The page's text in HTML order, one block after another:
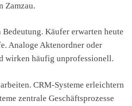
Zamzau.
Käufer erwarten heute
Analoge Aktenordner oder
wirken häufig unprofessionell.
CRM-Systeme erleichtern
zentrale Geschäftsprozesse